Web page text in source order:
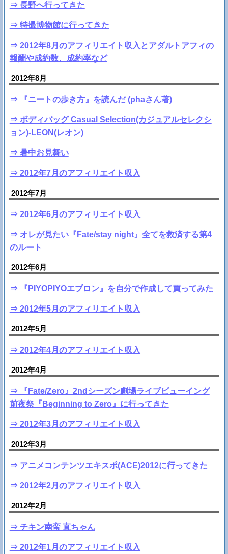
⇒ 長野へ行ってきた
⇒ 特撮博物館に行ってきた
⇒ 2012年8月のアフィリエイト収入とアダルトアフィの
報酬や成約数、成約率など
2012年8月
⇒ 『ニートの歩き方』を読んだ (phaさん著)
⇒ ボディバッグ Casual Selection(カジュアルセレクシ
ョン)-LEON(レオン)
⇒ 暑中お見舞い
⇒ 2012年7月のアフィリエイト収入
2012年7月
⇒ 2012年6月のアフィリエイト収入
⇒ オレが見たい『Fate/stay night』全てを救済する第4
のルート
2012年6月
⇒ 『PIYOPIYOエプロン』を自分で作成して買ってみた
⇒ 2012年5月のアフィリエイト収入
2012年5月
⇒ 2012年4月のアフィリエイト収入
2012年4月
⇒ 『Fate/Zero』2ndシーズン劇場ライブビューイング
前夜祭『Beginning to Zero』に行ってきた
⇒ 2012年3月のアフィリエイト収入
2012年3月
⇒ アニメコンテンツエキスポ(ACE)2012に行ってきた
⇒ 2012年2月のアフィリエイト収入
2012年2月
⇒ チキン南蛮 直ちゃん
⇒ 2012年1月のアフィリエイト収入